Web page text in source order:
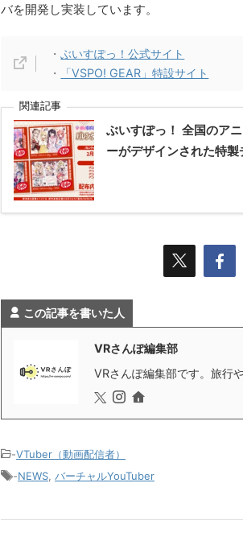
バを開発し実装しています。
・ぶいすぽっ！公式サイト
・
「VSPO! GEAR」特設サイト
関連記事
ぶいすぽっ！ 全国のア
ーがデザインされた特
この記事を書いた人
VRさんぽ編集部
VRさんぽ編集部です。旅行
-VTuber（動画配信者）
-NEWS, バーチャルYouTuber